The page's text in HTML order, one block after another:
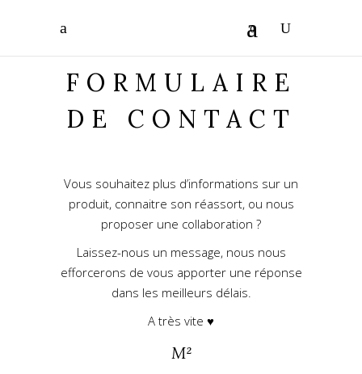
0
FORMULAIRE
DE CONTACT
Vous souhaitez plus d’informations sur un
produit, connaitre son réassort, ou nous
proposer une collaboration ?
Laissez-nous un message, nous nous
efforcerons de vous apporter une réponse
dans les meilleurs délais.
A très vite ♥
M²